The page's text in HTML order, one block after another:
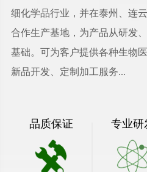
细化学品行业，并在泰州、连
合作生产基地，为产品从研发
基础。可为客户提供各种生物
新品开发、定制加工服务...
品质保证 专业研